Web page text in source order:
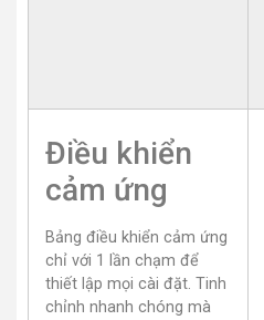
Điều khiển
cảm ứng
Bảng điều khiển cảm ứng
chỉ với 1 lần chạm để
thiết lập mọi cài đặt. Tinh
chỉnh nhanh chóng mà